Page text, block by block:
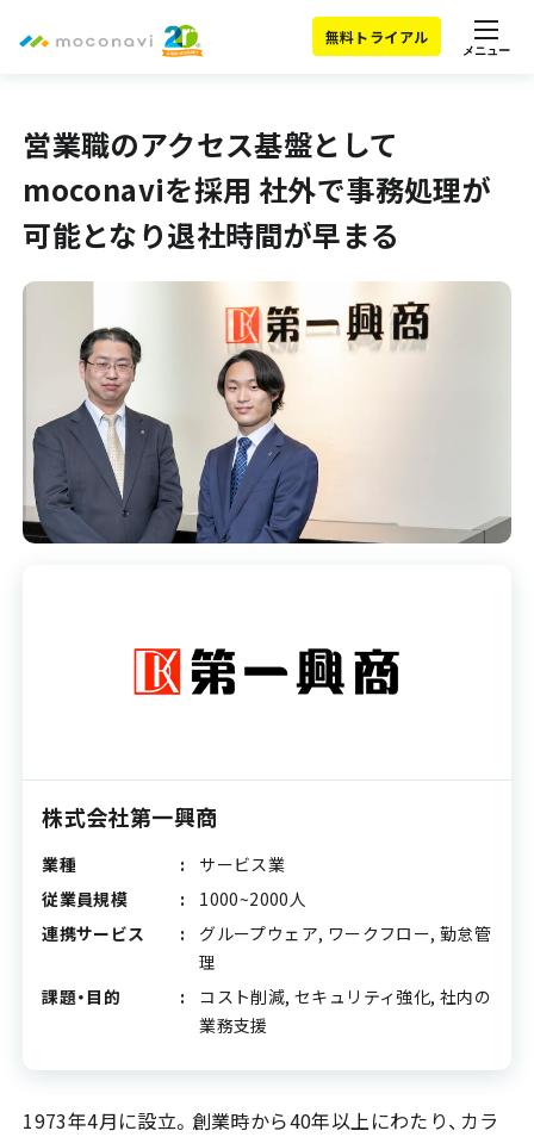
無料トライアル
メニュー
営業職のアクセス基盤として
moconaviを採用 社外で事務処理が
可能となり退社時間が早まる
株式会社第一興商
業種
サービス業
従業員規模
1000~2000人
連携サービス
グループウェア, ワークフロー, 勤怠管
理
課題・目的
コスト削減, セキュリティ強化, 社内の
業務支援
1973年4月に設立。創業時から40年以上にわたり、カラ